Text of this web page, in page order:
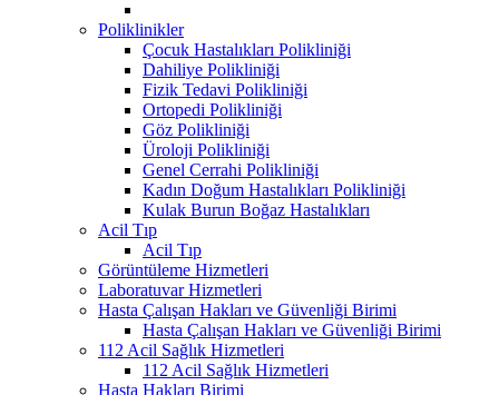
Poliklinikler
Çocuk Hastalıkları Polikliniği
Dahiliye Polikliniği
Fizik Tedavi Polikliniği
Ortopedi Polikliniği
Göz Polikliniği
Üroloji Polikliniği
Genel Cerrahi Polikliniği
Kadın Doğum Hastalıkları Polikliniği
Kulak Burun Boğaz Hastalıkları
Acil Tıp
Acil Tıp
Görüntüleme Hizmetleri
Laboratuvar Hizmetleri
Hasta Çalışan Hakları ve Güvenliği Birimi
Hasta Çalışan Hakları ve Güvenliği Birimi
112 Acil Sağlık Hizmetleri
112 Acil Sağlık Hizmetleri
Hasta Hakları Birimi